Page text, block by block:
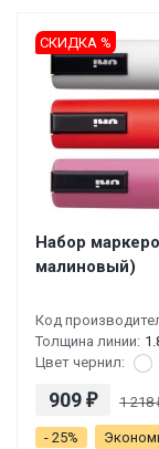
Набор
малиновый)
Код
Толщина линии:
Цвет чернил:
909 ₽ 1 218
- 25%
СКИДКА %